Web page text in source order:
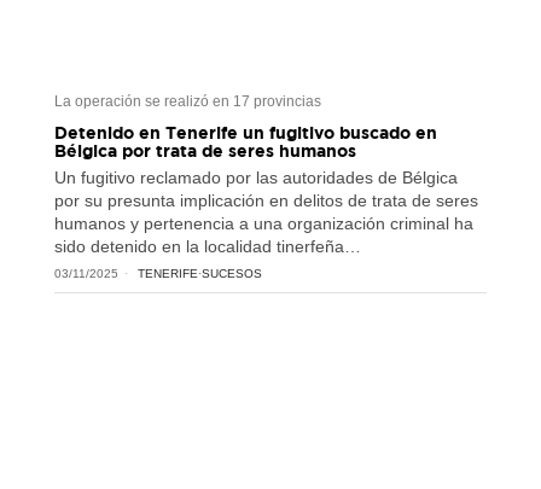
La operación se realizó en 17 provincias
Detenido en Tenerife un fugitivo buscado en
Bélgica por trata de seres humanos
Un fugitivo reclamado por las autoridades de Bélgica
por su presunta implicación en delitos de trata de seres
humanos y pertenencia a una organización criminal ha
sido detenido en la localidad tinerfeña…
03/11/2025 TENERIFE·SUCESOS